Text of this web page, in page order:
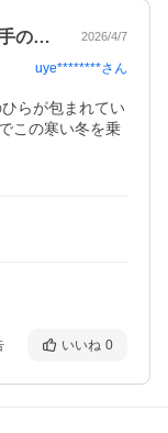
この商品は生地がしっかりしており手のひ… 2026/4/7
uye********さん
らが包まれてい
この寒い冬を乗
いいね 0